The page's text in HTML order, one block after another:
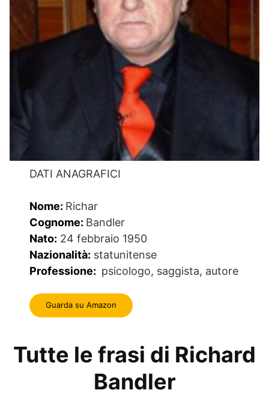
DATI ANAGRAFICI
Nome: Richar
Cognome: Bandler
Nato: 24 febbraio 1950
Nazionalità: statunitense
Professione: psicologo, saggista, autore
Guarda su Amazon
Tutte le frasi di Richard
Bandler